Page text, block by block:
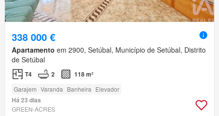
338 000 €
Apartamento em 2900, Setúbal, Município de Setúbal, Distrito
de Setúbal
T4 2 118 m²
Garajem Varanda Banheira Elevador
Há 23 dias
GREEN-ACRES